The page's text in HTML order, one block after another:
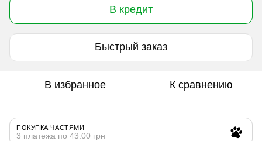
В кредит
Быстрый заказ
В избранное К сравнению
ПОКУПКА ЧАСТЯМИ
3 платежа по 43.00 грн